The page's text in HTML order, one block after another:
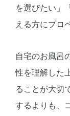
を選びたい」
える方にプロ
自宅のお風呂
性を理解した
ることが大切
するよりも、